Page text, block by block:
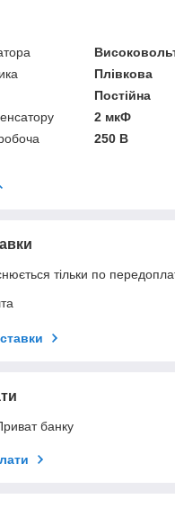
Плівкова
Постійна
2 мкФ
250 В
тільки по
банку